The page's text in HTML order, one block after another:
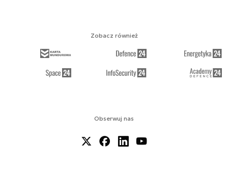
Obserwuj nas
Zobacz również